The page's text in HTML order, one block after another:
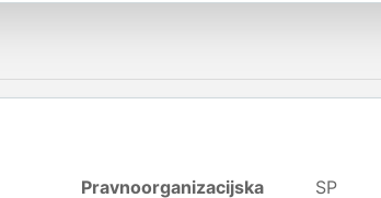
Pravnoorganizacijska
SP